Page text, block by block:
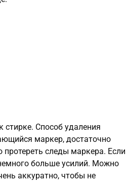
Способ удаления
маркер, достаточно
протереть следы маркера. Если
больше усилий. Можно
аккуратно, чтобы не